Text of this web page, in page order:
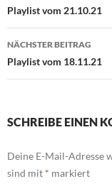
Playlist vom 21.10.21
NÄCHSTER BEITRAG
Playlist vom 18.11.21
SCHREIBE EINEN
Deine E-Mail-Adresse
sind mit * markiert